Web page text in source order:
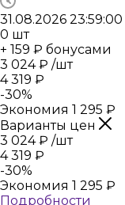
31.08.2026 23:59:00
0 шт
+ 159 ₽ бонусами
3 024₽ /шт
4 319 ₽
-30%
Экономия 1 295 ₽
Варианты цен
3 024₽ /шт
4 319 ₽
-30%
Экономия 1 295 ₽
Подробности